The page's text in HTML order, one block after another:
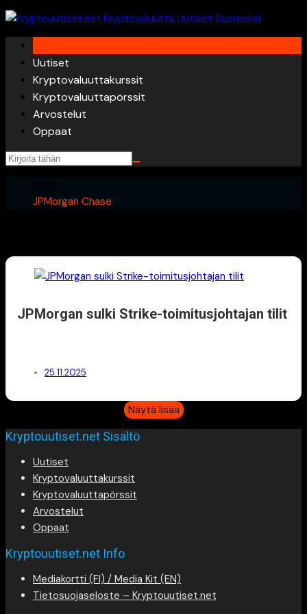
Skip
to
content
Uutiset
Kryptovaluuttakurssit
Kryptovaluuttapörssit
Arvostelut
Oppaat
JPMorgan Chase
JPMorgan sulki Strike-toimitusjohtajan tilit
25.11.2025
Näytä lisää
Kryptouutiset.net Sisältö
Uutiset
Kryptovaluuttakurssit
Kryptovaluuttapörssit
Arvostelut
Oppaat
Kryptouutiset.net Info
Mediakortti (FI) / Media Kit (EN)
Tietosuojaseloste – Kryptouutiset.net